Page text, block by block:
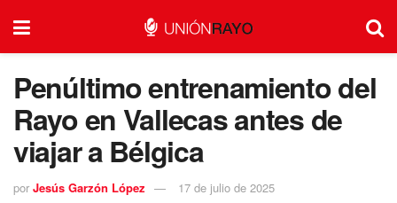
Penúltimo entrenamiento del
Rayo en Vallecas antes de
viajar a Bélgica
por Jesús Garzón López 17 de julio de 2025